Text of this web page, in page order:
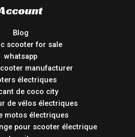
Blog
scooter for sale
whatsapp
manufacturer
électriques
de coco city
de vélos électriques
motos électriques
pour scooter électrique